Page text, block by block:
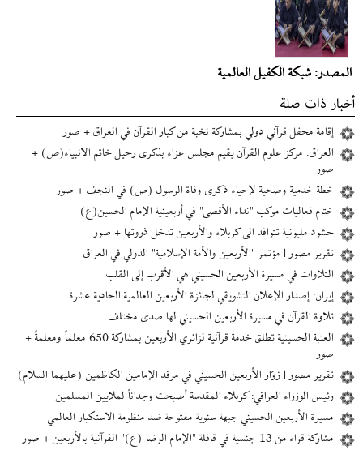
المصدر: شبكة الكفيل العالمية
أخبار ذات صلة
إقامة محفل قرآني دولي بمشاركة نخبة من كبار القرآن في العراق + صور
العراق: مركز علوم القرآن يقيم مجلس عزاء بذكرى رحيل خاتم الانبياء(ص) +
صور
خطة خدمية وصحية لإحياء ذكرى وفاة الرسول (ص) في النجف + صور
ختام فعاليات موكب "نداء الأقصى" في أربعينية الإمام الحسين(ع)
حشود مليونية تتوافد الى كربلاء والأربعين تدخل ذروتها + صور
تقرير مصور | مؤتمر "الأربعين والأمة الإسلامية" الدولي في العراق
التلاوات في مسيرة الأربعين الحسيني هي الأقرب إلى القلب
إیران: إصدار الإعلان التشويقي لجائزة الأربعين العالمية الحادية عشرة
تلاوة القرآن في مسیرة الأربعين الحسيني لها صدى مختلف
العتبة الحسينية تطلق خدمة قرآنية لزائري الأربعين بمشاركة 650 معلماً ومعلمةً +
صور
تقرير مصور | زوّار الأربعين الحسيني في مرقد الإمامين الكاظمين (عليهما السلام)
رئيس الوزراء العراقي: كربلاء المقدسة أصبحت وجداناً لملايين المسلمين
مسيرة الأربعين الحسيني جبهة سنوية مفتوحة ضد منظومة الاستكبار العالمي
مشاركة قراء من 13 جنسية في قافلة "الإمام الرضا (ع)" القرآنية بالأربعين + صور